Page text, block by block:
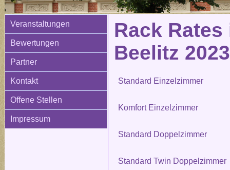
Veranstaltungen
Bewertungen
Partner
Kontakt
Offene Stellen
Impressum
Rack
Beelitz 2023
Standard Einzelzimmer
Komfort Einzelzimmer
Standard Doppelzimmer
Standard Twin Doppelzimmer